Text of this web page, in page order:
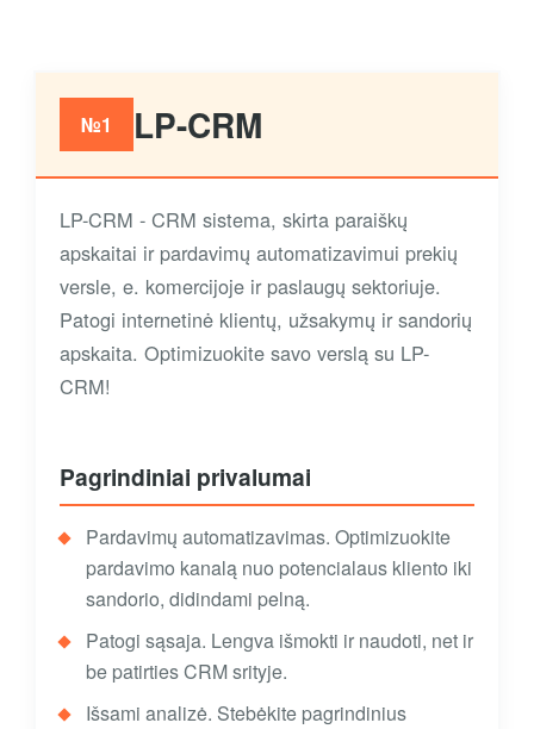
№1 LP-CRM
LP-CRM - CRM sistema, skirta paraiškų
apskaitai ir pardavimų automatizavimui prekių
versle, e. komercijoje ir paslaugų sektoriuje.
Patogi internetinė klientų, užsakymų ir sandorių
apskaita. Optimizuokite savo verslą su LP-
CRM!
Pagrindiniai privalumai
Pardavimų automatizavimas. Optimizuokite
pardavimo kanalą nuo potencialaus kliento iki
sandorio, didindami pelną.
Patogi sąsaja. Lengva išmokti ir naudoti, net ir
be patirties CRM srityje.
Išsami analizė. Stebėkite pagrindinius